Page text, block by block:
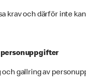
krav och därför inte
och gallring av